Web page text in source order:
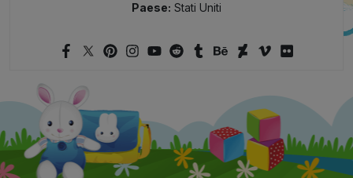
Paese: Stati Uniti